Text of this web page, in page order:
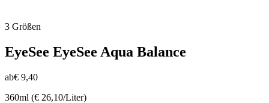
3 Größen
EyeSee EyeSee Aqua Balance
ab€ 9,40
360ml (€ 26,10/Liter)